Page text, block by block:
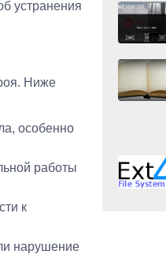
устранения
Ниже
особенно
работы
к
нарушение